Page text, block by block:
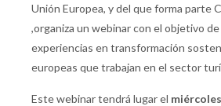
Unión Europea, y del que forma parte
,organiza un webinar con el objetivo
experiencias en transformación
europeas que trabajan en el sector
Este webinar tendrá lugar el